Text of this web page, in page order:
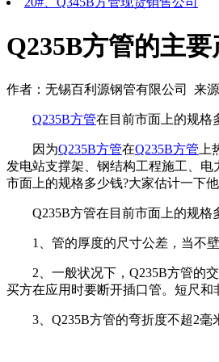
Q235B方管的主
作者：无锡百利源钢管有限公司 来源
Q235B方管在目前市面上的规格
因为Q235B方管在Q235B方管
发电站支撑架、钢结构工程施工、
市面上的规格多少钱?大家估计一下
Q235B方管在目前市面上的规格
1、管的厚度的尺寸公差，当不壁
2、一般状况下，Q235B方管的交
买方在应用时要断开插口管。短尺和
3、Q235B方管的弯折度不超2毫米